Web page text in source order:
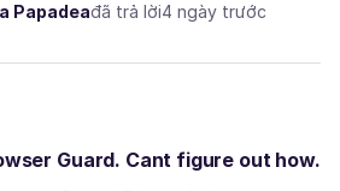
Papadeađã trả lời4 ngày trước
Guard. Cant figure out how.